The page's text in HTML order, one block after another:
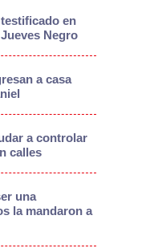
en
Negro
a casa
a controlar
calles
una
la mandaron a